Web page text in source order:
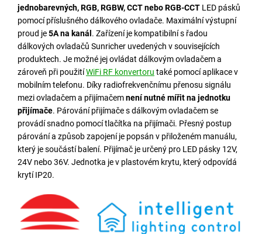
jednobarevných, RGB, RGBW, CCT nebo RGB-CCT LED pásků
pomocí příslušného dálkového ovladače. Maximální výstupní
proud je5A na kanál . Zařízení je kompatibilní s řadou
dálkových ovladačů Sunricher uvedených v souvisejících
produktech. Je možné jej ovládat dálkovým ovladačem a
zároveň při použitíWiFi RF konvertoru také pomocí aplikace v
mobilním telefonu. Díky radiofrekvenčnímu přenosu signálu
mezi ovladačem a přijímačemnení nutné mířit na jednotku
přijímače. Párování přijímače s dálkovým ovladačem se
provádí snadno pomocí tlačítka na přijímači. Přesný postup
párování a způsob zapojení je popsán v přiloženém manuálu,
který je součástí balení. Přijímač je určený pro LED pásky 12V,
24V nebo 36V. Jednotka je v plastovém krytu, který odpovídá
krytí IP20.